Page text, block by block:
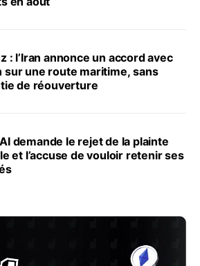
: l’Iran annonce un accord avec
sur une route maritime, sans
de réouverture
demande le rejet de la plainte
et l’accuse de vouloir retenir ses